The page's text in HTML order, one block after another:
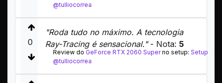
@tulliocorrea
0
"Roda tudo no máximo. A tecnologia
Ray-Tracing é sensacional."- Nota: 5
Review do GeForce RTX 2060 Superno setup: Setup
@tulliocorrea